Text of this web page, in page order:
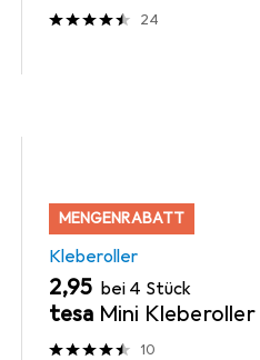
24
MENGENRABATT
Kleberoller
EUR
2,95 bei 4 Stück
tesa Mini
10